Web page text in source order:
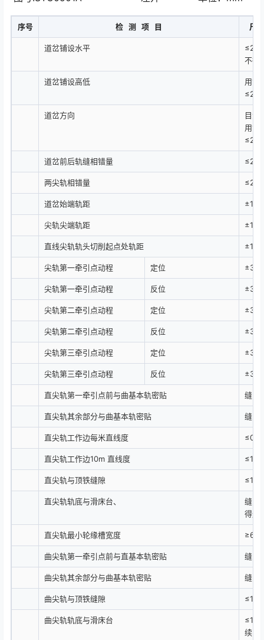
序号 检 测 项 目 尺
道岔铺设水平
≤2，
不得
道岔铺设高低
用
≤2.0
道岔方向
目测
用
≤2.0
道岔前后轨缝相错量 ≤2
两尖轨相错量 ≤2
道岔始端轨距
尖轨尖端轨距 ±1.0
直线尖轨轨头切削起点处轨距 ±1.0
尖轨第一牵引点动程 定位 ±3.0
尖轨第一牵引点动程 反位 ±3.0
尖轨第二牵引点动程 定位 ±3.0
尖轨第二牵引点动程 反位 ±3.0
尖轨第三牵引点动程 定位 ±3.0
尖轨第三牵引点动程 反位 ±3.0
直尖轨第一牵引点前与曲基本轨密贴 缝隙
直尖轨其余部分与曲基本轨密贴 缝隙
直尖轨工作边每米直线度
直尖轨工作边10m 直线度
直尖轨与顶铁缝隙 ≤1.0
直尖轨轨底与滑床台、
缝隙
得连
直尖轨最小轮缘槽宽度 ≥65
曲尖轨第一牵引点前与直基本轨密贴 缝隙
曲尖轨其余部分与曲基本轨密贴 缝隙
曲尖轨与顶铁缝隙 ≤1.0
曲尖轨轨底与滑床台
≤1.0
续出